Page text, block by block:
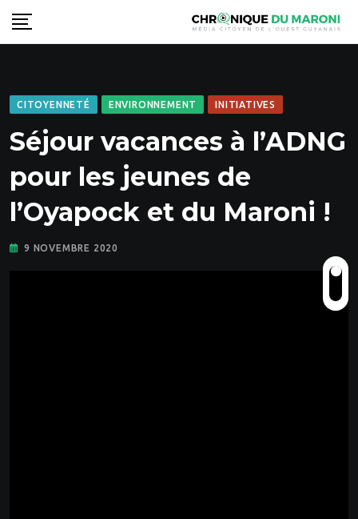
Skip
to
CITOYENNETÉ ENVIRONNEMENT INITIATIVES
Séjour vacances à l’ADNG
pour les jeunes de
l’Oyapock et du Maroni !
9 NOVEMBRE 2020